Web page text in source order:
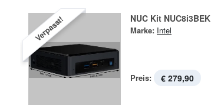
Verpasst! NUC Kit NUC8i3BEK
Marke: Intel
Preis: € 279,90